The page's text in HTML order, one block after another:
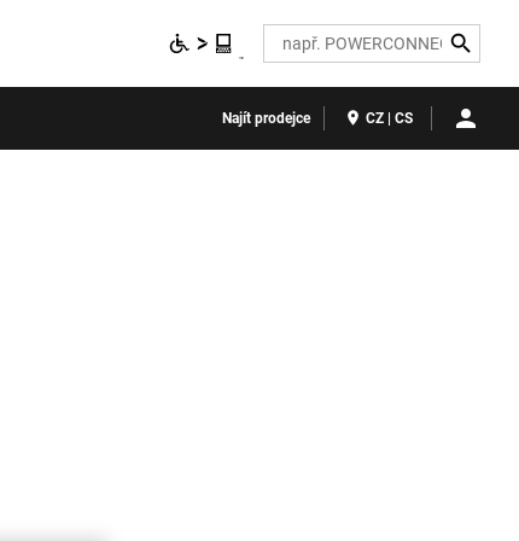
Search
Najít prodejce CZ | CS